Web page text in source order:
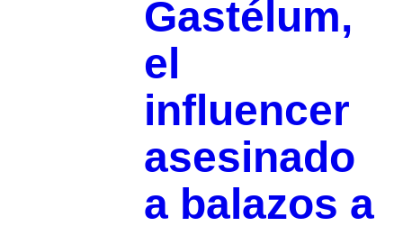
Gastélum,
el
influencer
asesinado
a balazos a